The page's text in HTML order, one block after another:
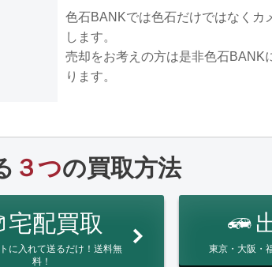
色石BANKでは色石だけではなくカ
します。
売却をお考えの方は是非色石BANK
ります。
３つの買取方法
宅配買取
に入れて送るだけ！送料無
料！
東京・大阪・